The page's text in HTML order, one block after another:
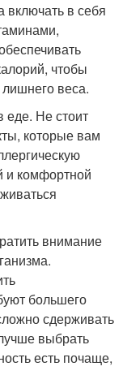
включать в себя
чтобы
лишнего веса.
еде. Не стоит
которые вам
и комфортной
внимание
большего
сдерживать
выбрать
есть почаще,